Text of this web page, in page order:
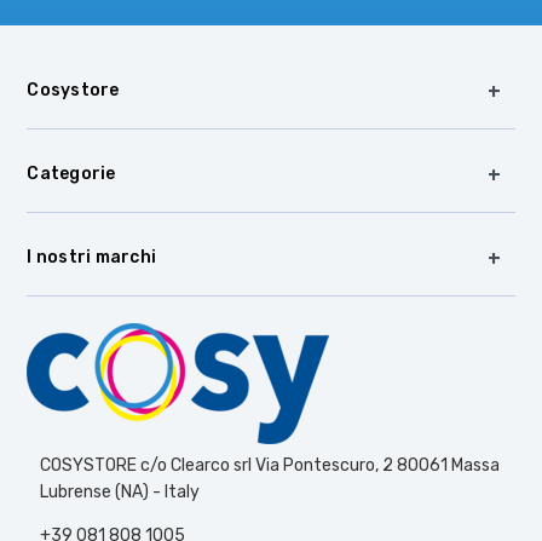
Cosystore
Categorie
I nostri marchi
COSYSTORE c/o Clearco srl Via Pontescuro, 2 80061 Massa
Lubrense (NA) - Italy
+39 081 808 1005